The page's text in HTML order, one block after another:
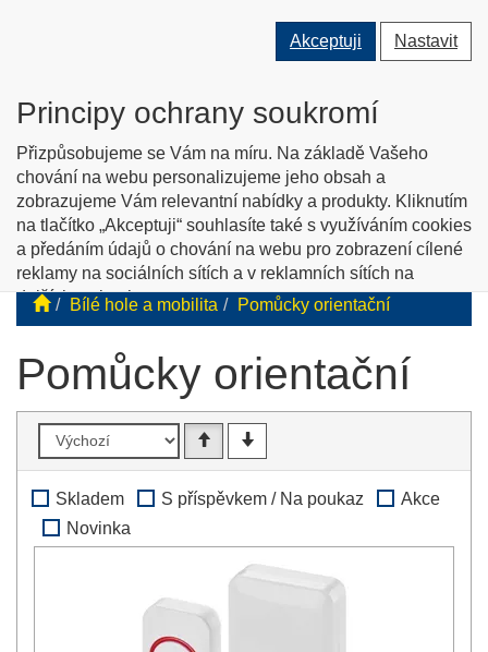
Akceptuji Nastavit
Principy ochrany soukromí
Přizpůsobujeme se Vám na míru. Na základě Vašeho
chování na webu personalizujeme jeho obsah a
zobrazujeme Vám relevantní nabídky a produkty. Kliknutím
na tlačítko „Akceptuji“ souhlasíte také s využíváním cookies
a předáním údajů o chování na webu pro zobrazení cílené
reklamy na sociálních sítích a v reklamních sítích na
dalších webech.
„Nastavit“.
Přepnout
uživatele
Přepnout
vyhledávání
O nás Kontakty Jak nakupovat Katalog zboží
English info
Tyflopomůcky
Prodej zboží pro zrakově postižené
Bílé hole a mobilita Pomůcky orientační
Pomůcky orientační
Skladem S příspěvkem / Na poukaz
Akce
Novinka